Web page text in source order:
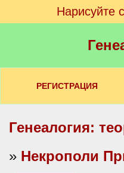
Нарисуйте
РЕГИСТРАЦИЯ
Генеалогия:
» Некрополи